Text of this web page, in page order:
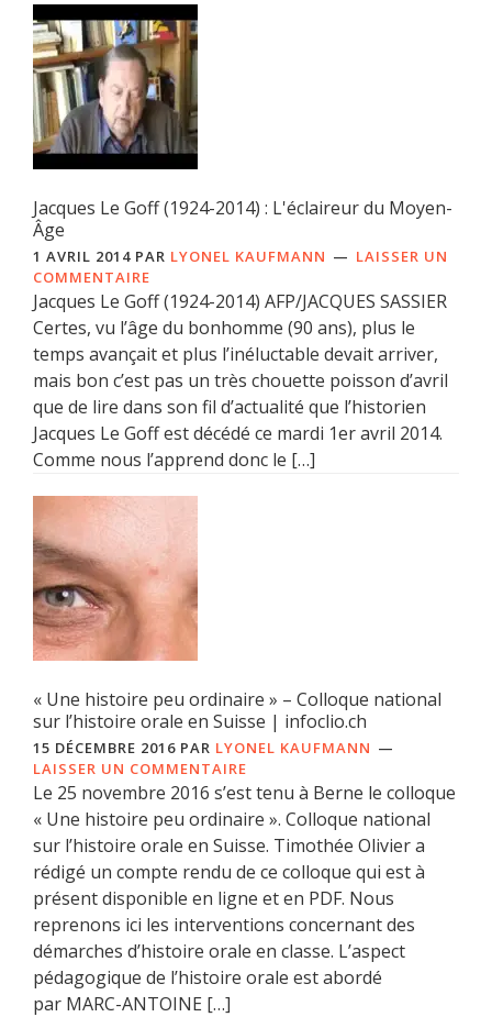
Jacques Le Goff (1924-2014) : L'éclaireur du Moyen-
Âge
1 AVRIL 2014 PAR LYONEL KAUFMANN
LAISSER UN
COMMENTAIRE
Jacques Le Goff (1924-2014) AFP/JACQUES SASSIER
Certes, vu l’âge du bonhomme (90 ans), plus le
temps avançait et plus l’inéluctable devait arriver,
mais bon c’est pas un très chouette poisson d’avril
que de lire dans son fil d’actualité que l’historien
Jacques Le Goff est décédé ce mardi 1er avril 2014.
Comme nous l’apprend donc le […]
« Une histoire peu ordinaire » – Colloque national
sur l’histoire orale en Suisse | infoclio.ch
15 DÉCEMBRE 2016 PAR LYONEL KAUFMANN
LAISSER UN COMMENTAIRE
Le 25 novembre 2016 s’est tenu à Berne le colloque
« Une histoire peu ordinaire ». Colloque national
sur l’histoire orale en Suisse. Timothée Olivier a
rédigé un compte rendu de ce colloque qui est à
présent disponible en ligne et en PDF. Nous
reprenons ici les interventions concernant des
démarches d’histoire orale en classe. L’aspect
pédagogique de l’histoire orale est abordé
par MARC-ANTOINE […]